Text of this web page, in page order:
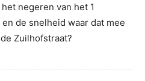
negeren van het 1
de snelheid waar dat mee
Zuilhofstraat?